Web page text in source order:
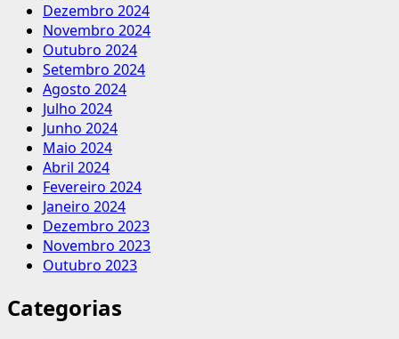
Dezembro 2024
Novembro 2024
Outubro 2024
Setembro 2024
Agosto 2024
Julho 2024
Junho 2024
Maio 2024
Abril 2024
Fevereiro 2024
Janeiro 2024
Dezembro 2023
Novembro 2023
Outubro 2023
Categorias